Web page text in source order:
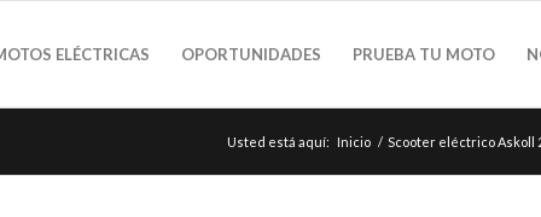
ELÉCTRICAS OPORTUNIDADES PRUEBA TU MOTO
Usted está aquí: Inicio / Scooter eléctrico Askoll